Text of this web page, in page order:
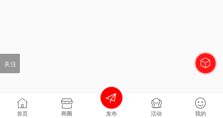
首页 商圈 发布 活动 我的
关注